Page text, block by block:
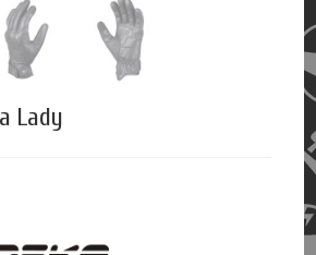
Lady